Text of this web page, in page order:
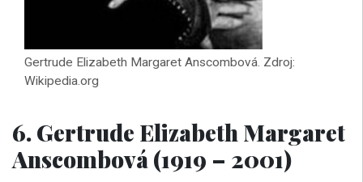
Gertrude Elizabeth Margaret Anscombová. Zdroj:
Wikipedia.org
6. Gertrude Elizabeth Margaret
Anscombová (1919 – 2001)